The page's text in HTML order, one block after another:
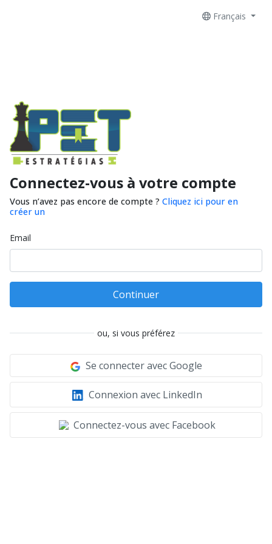
Français
Connectez-vous à votre compte
Vous n’avez pas encore de compte ? Cliquez ici pour en
créer un
Email
Continuer
ou, si vous préférez
Se connecter avec Google
Connexion avec LinkedIn
Connectez-vous avec Facebook